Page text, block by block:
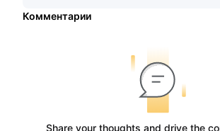
Комментарии
Share your thoughts and drive the